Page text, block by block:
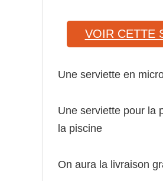
VOIR CETTE
Une serviette en
Une serviette pour la
la piscine
On aura la livraison